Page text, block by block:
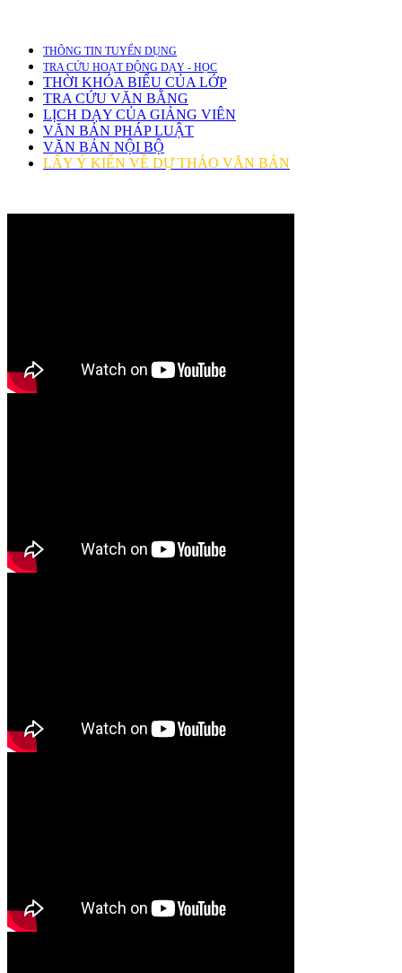
THÔNG TIN TUYỂN DỤNG
TRA CỨU HOẠT ĐỘNG DẠY - HỌC
THỜI KHÓA BIỂU CỦA LỚP
TRA CỨU VĂN BẰNG
LỊCH DẠY CỦA GIẢNG VIÊN
VĂN BẢN PHÁP LUẬT
VĂN BẢN NỘI BỘ
LẤY Ý KIẾN VỀ DỰ THẢO VĂN BẢN